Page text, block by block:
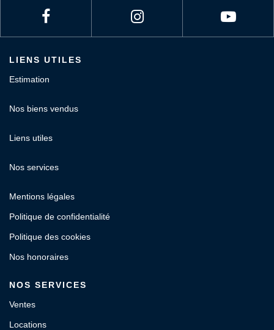
LIENS UTILES
Estimation
Nos biens vendus
Liens utiles
Nos services
Mentions légales
Politique de confidentialité
Politique des cookies
Nos honoraires
NOS SERVICES
Ventes
Locations